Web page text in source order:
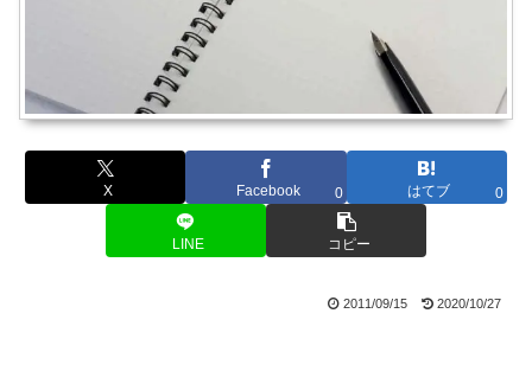
X Facebook 0 はてブ 0
LINE コピー
2011/09/15 2020/10/27